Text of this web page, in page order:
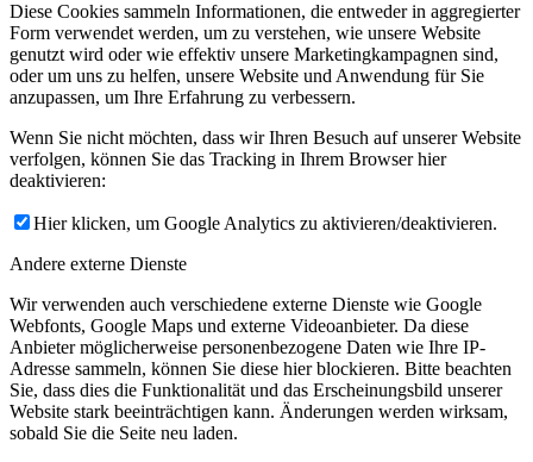
Diese Cookies sammeln Informationen, die entweder in aggregierter
Form verwendet werden, um zu verstehen, wie unsere Website
genutzt wird oder wie effektiv unsere Marketingkampagnen sind,
oder um uns zu helfen, unsere Website und Anwendung für Sie
anzupassen, um Ihre Erfahrung zu verbessern.
Wenn Sie nicht möchten, dass wir Ihren Besuch auf unserer Website
verfolgen, können Sie das Tracking in Ihrem Browser hier
deaktivieren:
Hier klicken, um Google Analytics zu aktivieren/deaktivieren.
Andere externe Dienste
Wir verwenden auch verschiedene externe Dienste wie Google
Webfonts, Google Maps und externe Videoanbieter. Da diese
Anbieter möglicherweise personenbezogene Daten wie Ihre IP-
Adresse sammeln, können Sie diese hier blockieren. Bitte beachten
Sie, dass dies die Funktionalität und das Erscheinungsbild unserer
Website stark beeinträchtigen kann. Änderungen werden wirksam,
sobald Sie die Seite neu laden.